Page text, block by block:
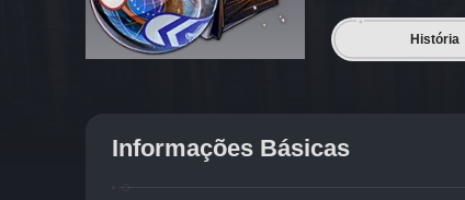
História
Informações Básicas